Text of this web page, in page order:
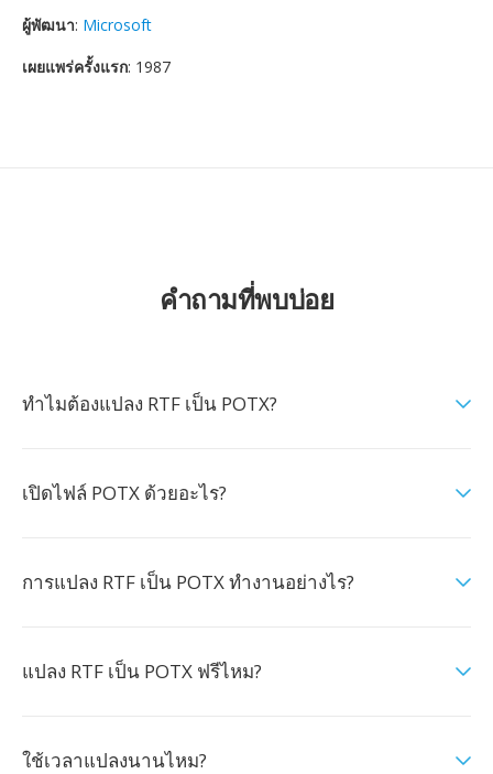
ผู้พัฒนา: Microsoft
เผยแพร่ครั้งแรก: 1987
คำถามที่พบบ่อย
ทำไมต้องแปลง RTF เป็น POTX?
เปิดไฟล์ POTX ด้วยอะไร?
การแปลง RTF เป็น POTX ทำงานอย่างไร?
แปลง RTF เป็น POTX ฟรีไหม?
ใช้เวลาแปลงนานไหม?